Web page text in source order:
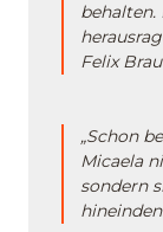
behalten.
Felix
„Schon
Micaela
sondern